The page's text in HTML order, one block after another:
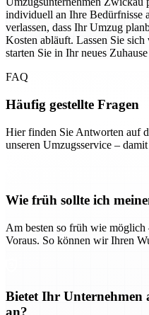
individuell an Ihre Bedürfnisse
verlassen, dass Ihr Umzug
Kosten abläuft. Lassen Sie
starten Sie in Ihr neues
FAQ
Häufig gestellte Fragen
Hier finden Sie Antworten auf
unseren Umzugsservice –
Wie früh sollte ich
Am besten so früh wie
Voraus. So können wir Ihren
Bietet Ihr Unternehmen
an?